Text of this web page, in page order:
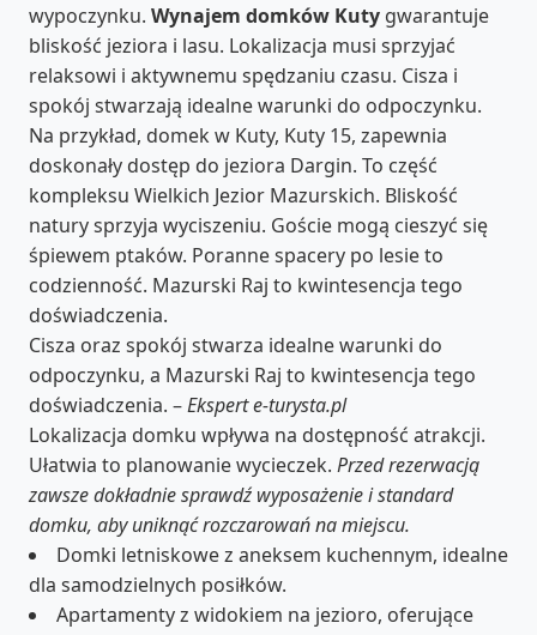
wypoczynku. Wynajem domków Kuty gwarantuje
bliskość jeziora i lasu. Lokalizacja musi sprzyjać
relaksowi i aktywnemu spędzaniu czasu. Cisza i
spokój stwarzają idealne warunki do odpoczynku.
Na przykład, domek w Kuty, Kuty 15, zapewnia
doskonały dostęp do jeziora Dargin. To część
kompleksu Wielkich Jezior Mazurskich. Bliskość
natury sprzyja wyciszeniu. Goście mogą cieszyć się
śpiewem ptaków. Poranne spacery po lesie to
codzienność. Mazurski Raj to kwintesencja tego
doświadczenia.
Cisza oraz spokój stwarza idealne warunki do
odpoczynku, a Mazurski Raj to kwintesencja tego
doświadczenia. –Ekspert e-turysta.pl
Lokalizacja domku wpływa na dostępność atrakcji.
Ułatwia to planowanie wycieczek. Przed rezerwacją
zawsze dokładnie sprawdź wyposażenie i standard
domku, aby uniknąć rozczarowań na miejscu.
Domki letniskowe z aneksem kuchennym, idealne
dla samodzielnych posiłków.
Apartamenty z widokiem na jezioro, oferujące